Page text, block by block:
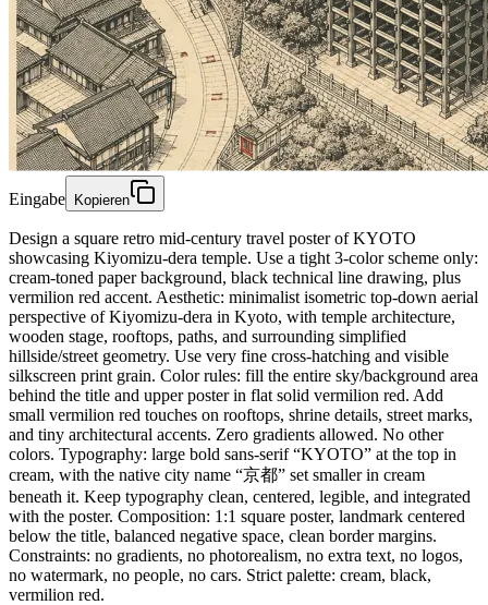
Eingabe Kopieren
Design a square retro mid-century travel poster of KYOTO
showcasing Kiyomizu-dera temple. Use a tight 3-color scheme only:
cream-toned paper background, black technical line drawing, plus
vermilion red accent. Aesthetic: minimalist isometric top-down aerial
perspective of Kiyomizu-dera in Kyoto, with temple architecture,
wooden stage, rooftops, paths, and surrounding simplified
hillside/street geometry. Use very fine cross-hatching and visible
silkscreen print grain. Color rules: fill the entire sky/background area
behind the title and upper poster in flat solid vermilion red. Add
small vermilion red touches on rooftops, shrine details, street marks,
and tiny architectural accents. Zero gradients allowed. No other
colors. Typography: large bold sans-serif “KYOTO” at the top in
cream, with the native city name “京都” set smaller in cream
beneath it. Keep typography clean, centered, legible, and integrated
with the poster. Composition: 1:1 square poster, landmark centered
below the title, balanced negative space, clean border margins.
Constraints: no gradients, no photorealism, no extra text, no logos,
no watermark, no people, no cars. Strict palette: cream, black,
vermilion red.